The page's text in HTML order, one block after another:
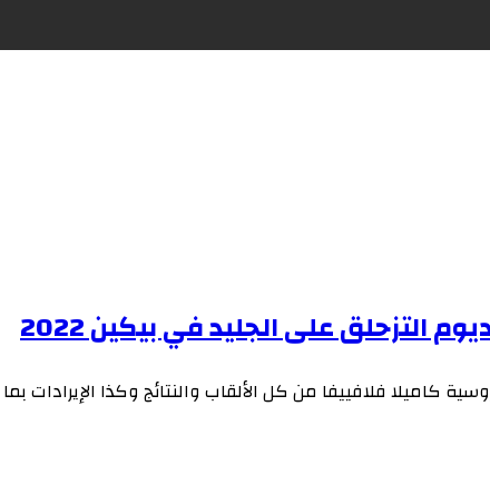
التزحلق على الجليد في بيكين 2022
كاميلا فلافييفا من كل الألقاب والنتائج وكذا الإيرادات